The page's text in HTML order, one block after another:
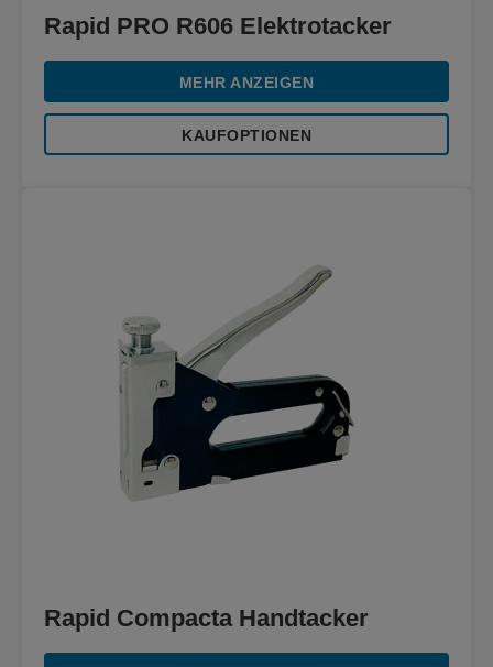
Rapid PRO R606 Elektrotacker
MEHR ANZEIGEN
KAUFOPTIONEN
Rapid Compacta Handtacker